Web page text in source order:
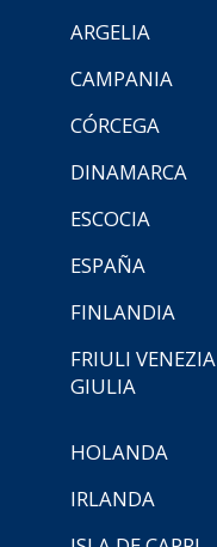
ARGELIA
CAMPANIA
CÓRCEGA
DINAMARCA
ESCOCIA
ESPAÑA
FINLANDIA
FRIULI VENEZIA
GIULIA
HOLANDA
IRLANDA